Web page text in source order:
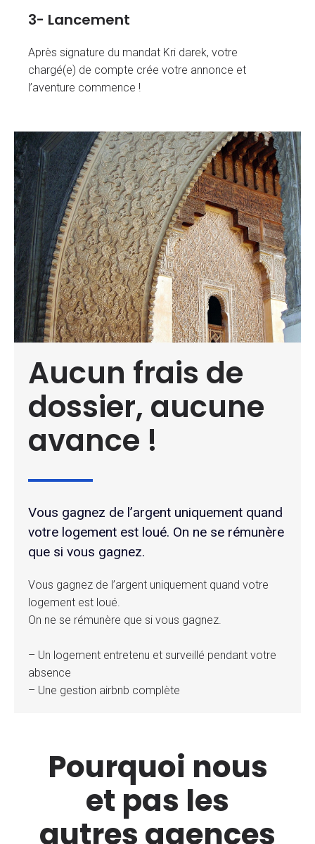
3- Lancement
Après signature du mandat Kri darek, votre
chargé(e) de compte crée votre annonce et
l’aventure commence !
Aucun frais de
dossier, aucune
avance !
Vous gagnez de l’argent uniquement quand
votre logement est loué. On ne se rémunère
que si vous gagnez.
Vous gagnez de l’argent uniquement quand votre
logement est loué.
On ne se rémunère que si vous gagnez.
– Un logement entretenu et surveillé pendant votre
absence
– Une gestion airbnb complète
Pourquoi nous
et pas les
autres agences